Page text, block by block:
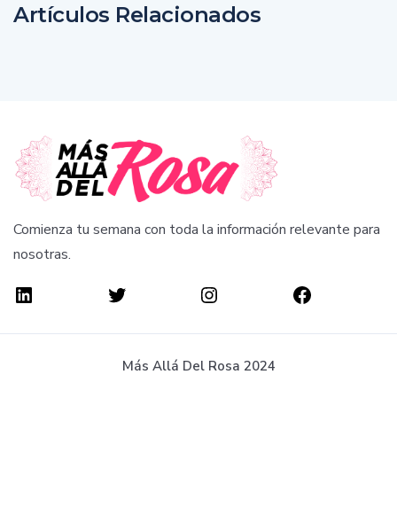
Artículos Relacionados
Comienza tu semana con toda la información relevante para
nosotras.
Más Allá Del Rosa 2024